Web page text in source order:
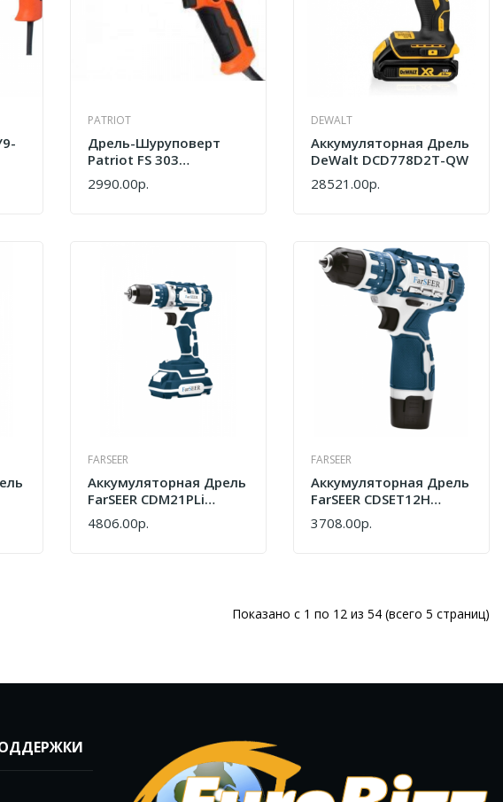
PATRIOT
Дрель-Шуруповерт
Patriot FS 303
120301303
2990.00р.
КУПИТЬ
DEWALT
Аккумуляторная Дрель
DeWalt DCD778D2T-QW
28521.00р.
КУПИТЬ
FARSEER
Аккумуляторная Дрель
FarSEER CDM21PLi
(7727000013)
4806.00р.
КУПИТЬ
FARSEER
Аккумуляторная Дрель
FarSEER CDSET12H
(7727000036)
3708.00р.
КУПИТЬ
Показано с 1 по 12 из 54 (всего 5 страниц)